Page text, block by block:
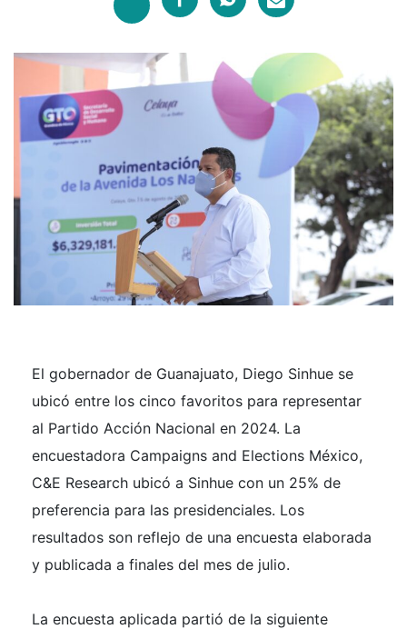
El gobernador de Guanajuato, Diego Sinhue se
ubicó entre los cinco favoritos para representar
al Partido Acción Nacional en 2024. La
encuestadora Campaigns and Elections México,
C&E Research ubicó a Sinhue con un 25% de
preferencia para las presidenciales. Los
resultados son reflejo de una encuesta elaborada
y publicada a finales del mes de julio.
La encuesta aplicada partió de la siguiente